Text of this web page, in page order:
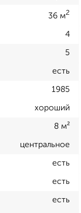
36 м2
4
5
есть
1985
хороший
8 м²
центральное
есть
есть
есть